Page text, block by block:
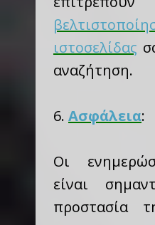
ιστοσελίδας
αναζήτηση.
6. Ασφάλεια:
Οι
είναι
προστασία